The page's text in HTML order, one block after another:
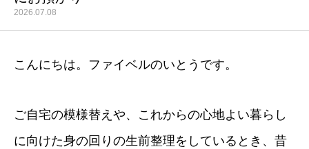
2026.07.08
こんにちは。ファイベルのいとうです。
ご自宅の模様替えや、これからの心地よい暮らし
に向けた身の回りの生前整理をしているとき、昔